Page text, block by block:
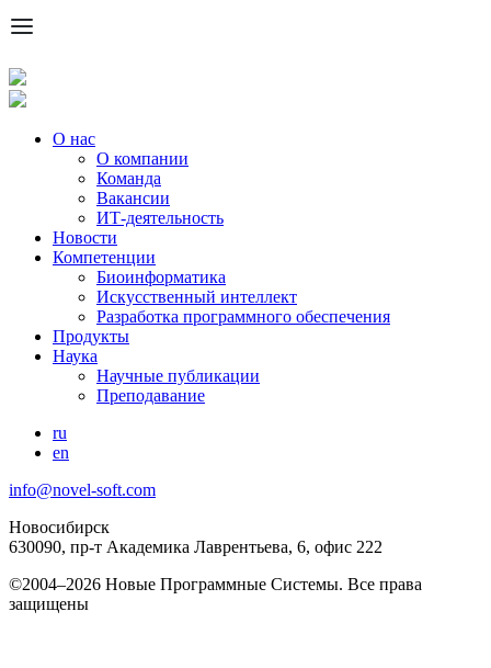
Перейти
к
содержанию
Основная
навигация
О нас
О компании
Команда
Вакансии
ИТ-деятельность
Новости
Компетенции
Биоинформатика
Искусственный интеллект
Разработка программного обеспечения
Продукты
Наука
Научные публикации
Преподавание
ru
en
info@novel-soft.com
Новосибирск
630090, пр-т Академика Лаврентьева, 6, офис 222
©2004–2026 Новые Программные Системы. Все права
защищены